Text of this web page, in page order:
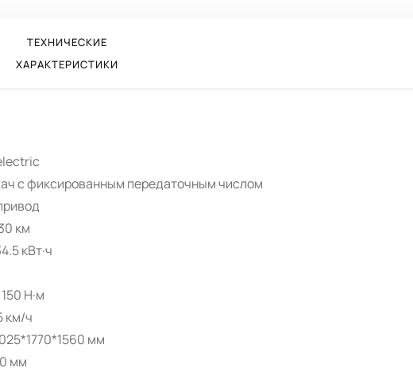
ТЕХНИЧЕСКИЕ
ХАРАКТЕРИСТИКИ
с фиксированным передаточным числом
км
кВт·ч
150 Н·м
км/ч
мм
мм